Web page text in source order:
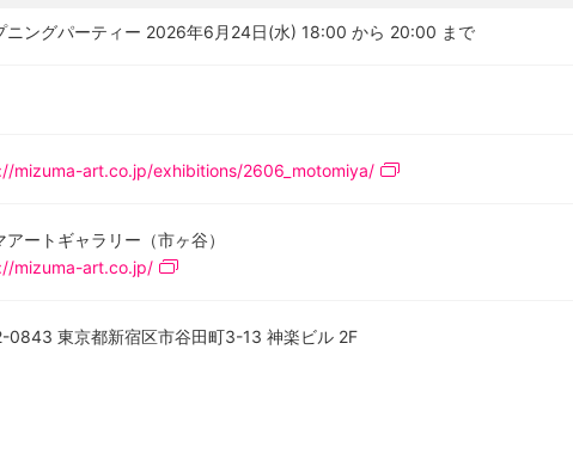
ニングパーティー 2026年6月24日(水) 18:00 から 20:00 まで
mizuma-art.co.jp/exhibitions/2606_motomiya/
アートギャラリー（市ヶ谷）
mizuma-art.co.jp/
0843 東京都新宿区市谷田町3-13 神楽ビル 2F